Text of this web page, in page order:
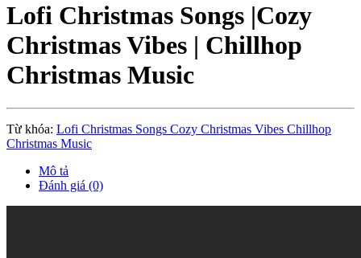
Lofi Christmas Songs |Cozy
Christmas Vibes | Chillhop
Christmas Music
Từ khóa: Lofi Christmas Songs Cozy Christmas Vibes Chillhop
Christmas Music
Mô tả
Đánh giá (0)